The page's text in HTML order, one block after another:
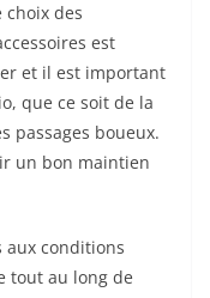
des
est
et il est important
que ce soit de la
passages boueux.
un bon maintien
aux conditions
tout au long de